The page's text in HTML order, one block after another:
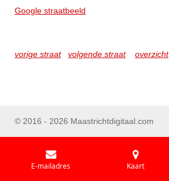
Google straatbeeld
vorige straat volgende straat overzicht
© 2016 - 2026 Maastrichtdigitaal.com
E-mailadres Kaart